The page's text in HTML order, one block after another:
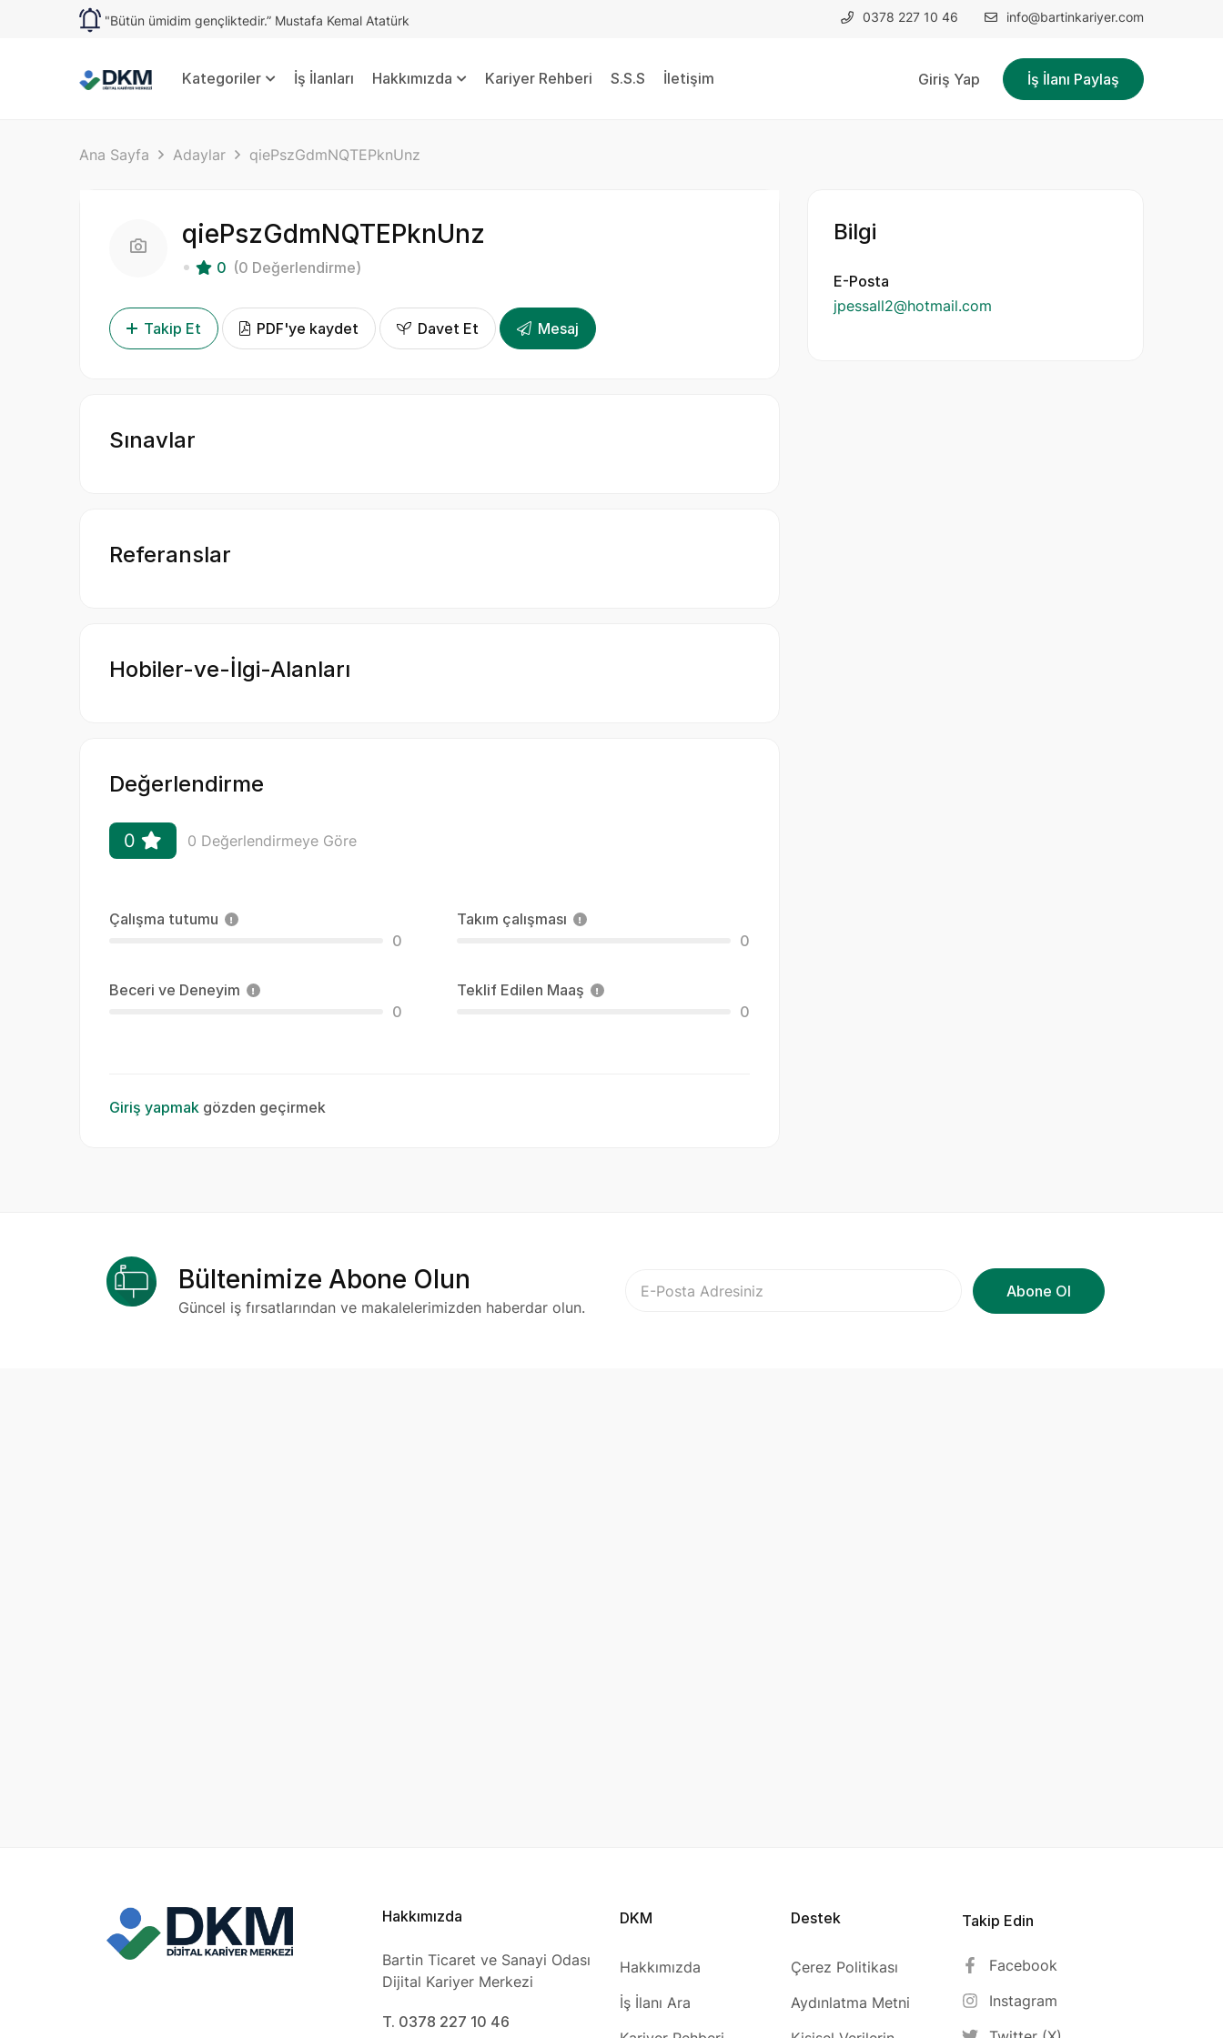
"Bütün ümidim gençliktedir.” Mustafa Kemal Atatürk 0378 227 10 46 info@bartinkariyer.com
Kategoriler İş İlanları Hakkımızda Kariyer Rehberi S.S.S İletişim Giriş Yap İş İlanı Paylaş
Ana Sayfa Adaylar qiePszGdmNQTEPknUnz
qiePszGdmNQTEPknUnz
0 (0 Değerlendirme)
Takip Et PDF'ye kaydet Davet Et Mesaj
Sınavlar
Referanslar
Hobiler-ve-İlgi-Alanları
Değerlendirme
0 0 Değerlendirmeye Göre
Çalışma tutumu
0
Takım çalışması
0
Beceri ve Deneyim
0
Teklif Edilen Maaş
0
Giriş yapmak gözden geçirmek
Bilgi
E-Posta
jpessall2@hotmail.com
Bültenimize Abone Olun
Güncel iş fırsatlarından ve makalelerimizden haberdar olun.
Hakkımızda
Bartin Ticaret ve Sanayi Odası
Dijital Kariyer Merkezi
T. 0378 227 10 46
DKM
Hakkımızda
İş İlanı Ara
Destek
Çerez Politikası
Aydınlatma Metni
Takip Edin
Facebook
Instagram